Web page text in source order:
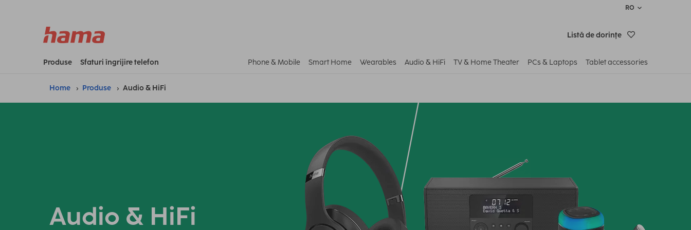
RO
Listă de dorinţe
Produse Sfaturi îngrijire telefon Phone & Mobile Smart Home Wearables Audio & HiFi TV & Home Theater PCs & Laptops Tablet accessories
Home Produse Audio & HiFi
Audio & HiFi